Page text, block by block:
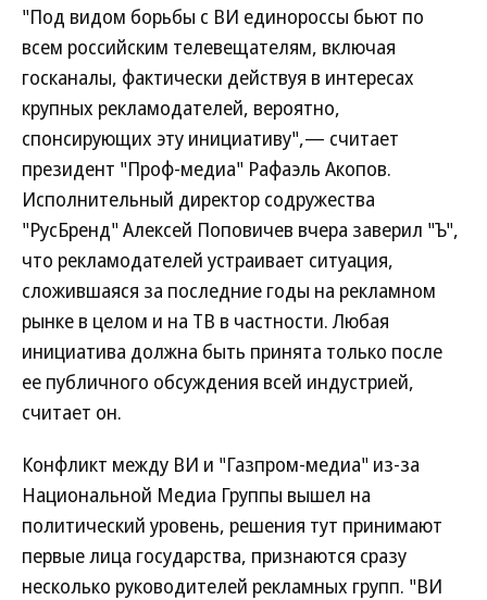
"Под видом борьбы с ВИ единороссы бьют по
всем российским телевещателям, включая
госканалы, фактически действуя в интересах
крупных рекламодателей, вероятно,
спонсирующих эту инициативу",— считает
президент "Проф-медиа" Рафаэль Акопов.
Исполнительный директор содружества
"РусБренд" Алексей Поповичев вчера заверил "Ъ",
что рекламодателей устраивает ситуация,
сложившаяся за последние годы на рекламном
рынке в целом и на ТВ в частности. Любая
инициатива должна быть принята только после
ее публичного обсуждения всей индустрией,
считает он.
Конфликт между ВИ и "Газпром-медиа" из-за
Национальной Медиа Группы вышел на
политический уровень, решения тут принимают
первые лица государства, признаются сразу
несколько руководителей рекламных групп. "ВИ